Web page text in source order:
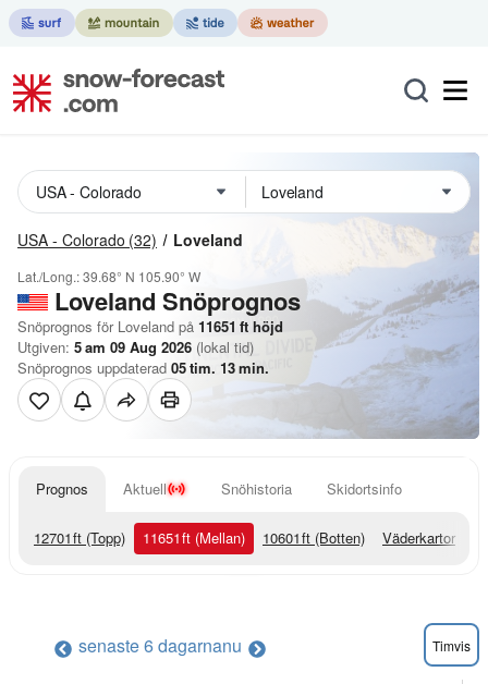
USA - Colorado (32) Loveland
Lat./Long.:39.68° N 105.90° W
Loveland Snöprognos
Snöprognos för Loveland på 11651 ft höjd
Utgiven: 5 am 09 Aug 2026 (lokal tid)
Snöprognos uppdaterad 05tim. 13min.
Prognos Aktuell Snöhistoria Skidortsinfo
12701ft (Topp) 11651ft (Mellan) 10601ft (Botten) Väderkartor
senaste 6 dagarnanu Timvis